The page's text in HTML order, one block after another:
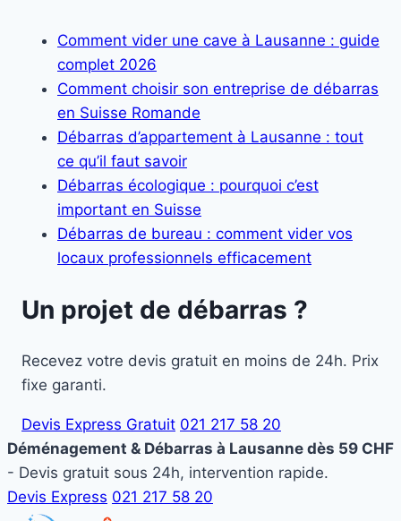
Comment vider une cave à Lausanne : guide
complet 2026
Comment choisir son entreprise de débarras
en Suisse Romande
Débarras d’appartement à Lausanne : tout
ce qu’il faut savoir
Débarras écologique : pourquoi c’est
important en Suisse
Débarras de bureau : comment vider vos
locaux professionnels efficacement
Un projet de débarras ?
Recevez votre devis gratuit en moins de 24h. Prix
fixe garanti.
Devis Express Gratuit 021 217 58 20
Déménagement & Débarras à Lausanne dès 59 CHF
- Devis gratuit sous 24h, intervention rapide.
Devis Express 021 217 58 20